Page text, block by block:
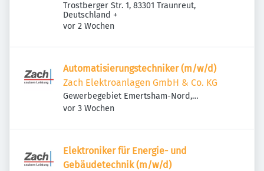
Trostberger Str. 1, 83301 Traunreut,
Deutschland +
Veröffentlicht
vor 2 Wochen
Automatisierungstechniker (m/w/d)
Zach Elektroanlagen GmbH & Co. KG
Gewerbegebiet Emertsham-Nord,
Kolpingweg 2, 83342 Tacherting, Deutschland
Veröffentlicht
vor 3 Wochen
Elektroniker für Energie- und
Gebäudetechnik (m/w/d)